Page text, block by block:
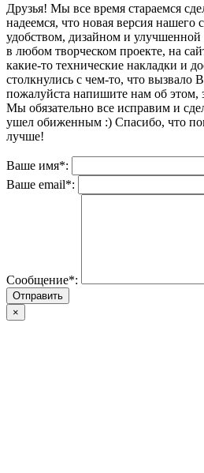
Друзья! Мы все время стараемся
надеемся, что новая версия нашего
удобством, дизайном и
в любом творческом проекте, на
какие-то технические накладки и
столкнулись с чем-то, что вызвало
пожалуйста напишите нам об
Мы обязательно все исправим и
ушел обиженным :) Спасибо, что
лучше!
Ваше имя*:
Ваше email*:
Сообщение*:
Отправить
×